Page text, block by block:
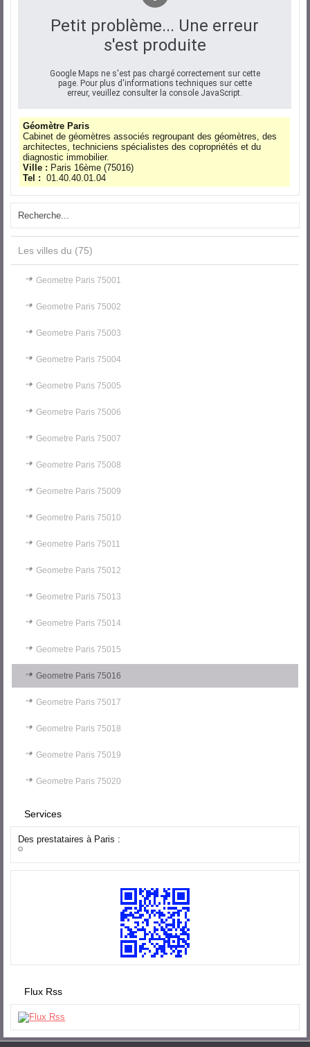
Petit problème... Une erreur
s'est produite
Google Maps ne s'est pas chargé correctement sur cette
page. Pour plus d'informations techniques sur cette
erreur, veuillez consulter la console JavaScript.
Géomètre Paris
Cabinet de géomètres associés regroupant des géomètres, des
architectes, techniciens spécialistes des copropriétés et du
diagnostic immobilier.
Ville : Paris 16ème(75016)
Tel :
01.40.40.01.04
Les villes du (75)
Geometre Paris 75001
Geometre Paris 75002
Geometre Paris 75003
Geometre Paris 75004
Geometre Paris 75005
Geometre Paris 75006
Geometre Paris 75007
Geometre Paris 75008
Geometre Paris 75009
Geometre Paris 75010
Geometre Paris 75011
Geometre Paris 75012
Geometre Paris 75013
Geometre Paris 75014
Geometre Paris 75015
Geometre Paris 75016
Geometre Paris 75017
Geometre Paris 75018
Geometre Paris 75019
Geometre Paris 75020
Services
Des prestataires à Paris :
Flux Rss